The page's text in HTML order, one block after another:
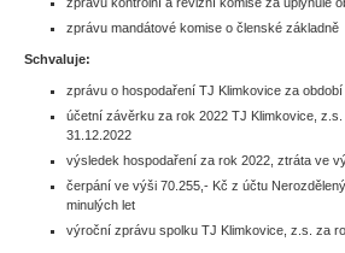
zprávu mandátové komise o členské základně
Schvaluje:
zprávu o hospodaření TJ Klimkovice za
účetní závěrku za rok 2022 TJ Klimkovice,
31.12.2022
výsledek hospodaření za rok 2022, ztráta ve
čerpání ve výši 70.255,- Kč z účtu
minulých let
výroční zprávu spolku TJ Klimkovice, z.s. za